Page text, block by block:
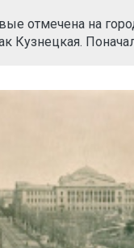
отмечена на
Кузнецкая.